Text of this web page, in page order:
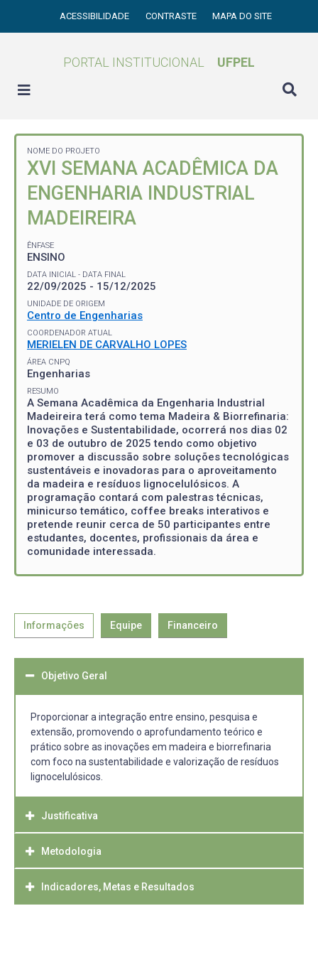
ACESSIBILIDADE CONTRASTE MAPA DO SITE
PORTAL INSTITUCIONAL UFPEL
NOME DO PROJETO
XVI SEMANA ACADÊMICA DA
ENGENHARIA INDUSTRIAL
MADEIREIRA
ÊNFASE
ENSINO
DATA INICIAL - DATA FINAL
22/09/2025 - 15/12/2025
UNIDADE DE ORIGEM
Centro de Engenharias
COORDENADOR ATUAL
MERIELEN DE CARVALHO LOPES
ÁREA CNPQ
Engenharias
RESUMO
A Semana Acadêmica da Engenharia Industrial
Madeireira terá como tema Madeira & Biorrefinaria:
Inovações e Sustentabilidade, ocorrerá nos dias 02
e 03 de outubro de 2025 tendo como objetivo
promover a discussão sobre soluções tecnológicas
sustentáveis e inovadoras para o aproveitamento
da madeira e resíduos lignocelulósicos. A
programação contará com palestras técnicas,
minicurso temático, coffee breaks interativos e
pretende reunir cerca de 50 participantes entre
estudantes, docentes, profissionais da área e
comunidade interessada.
Informações Equipe Financeiro
Objetivo Geral
Proporcionar a integração entre ensino, pesquisa e
extensão, promovendo o aprofundamento teórico e
prático sobre as inovações em madeira e biorrefinaria
com foco na sustentabilidade e valorização de resíduos
lignocelulósicos.
Justificativa
A crescente necessidade de soluções industriais
sustentáveis tem impulsionado transformações no setor
madeireiro, destacando a importância da biorrefinaria
Metodologia
As ações da Semana Acadêmica serão desenvolvidas por
meio de:
Indicadores, Metas e Resultados